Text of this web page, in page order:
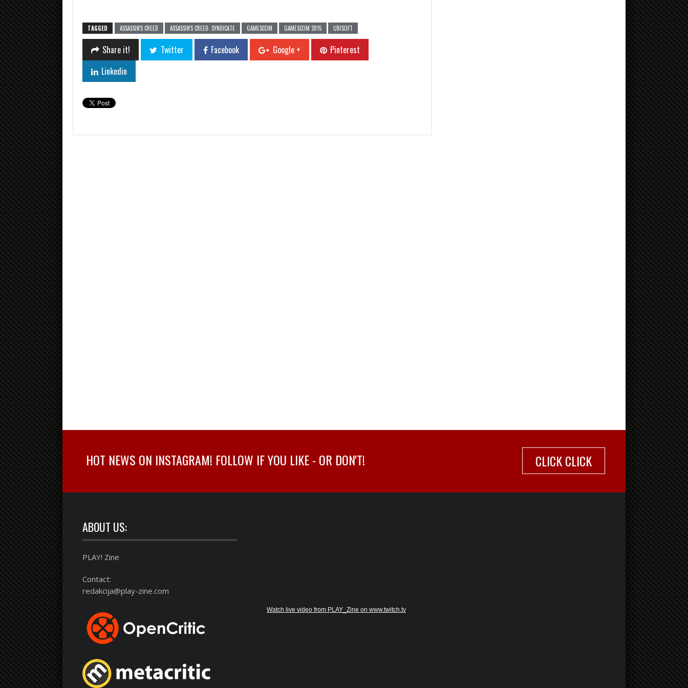
TAGGED ASSASSIN'S CREED ASSASSIN'S CREED: SYNDICATE GAMESCOM GAMESCOM 2015 UBISOFT
Share it! Twitter Facebook Google +
Pinterest
Linkedin
HOT NEWS ON INSTAGRAM! FOLLOW IF YOU LIKE - OR DON'T! CLICK CLICK
ABOUT US:
PLAY! Zine
Contact:
redakcija@play-zine.com
Watch live video from PLAY_Zine on www.twitch.tv